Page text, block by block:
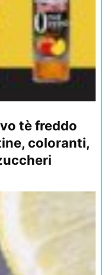
tè freddo
coloranti,